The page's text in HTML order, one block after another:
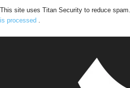
This site uses Titan Security to reduce spam.
is processed